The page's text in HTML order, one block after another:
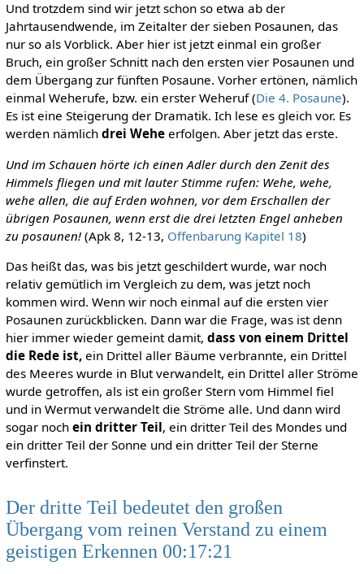
Und trotzdem sind wir jetzt schon so etwa ab der
Jahrtausendwende, im Zeitalter der sieben Posaunen, das
nur so als Vorblick. Aber hier ist jetzt einmal ein großer
Bruch, ein großer Schnitt nach den ersten vier Posaunen und
dem Übergang zur fünften Posaune. Vorher ertönen, nämlich
einmal Weherufe, bzw. ein erster Weheruf (Die 4. Posaune).
Es ist eine Steigerung der Dramatik. Ich lese es gleich vor. Es
werden nämlich drei Weheerfolgen. Aber jetzt das erste.
Und im Schauen hörte ich einen Adler durch den Zenit des
Himmels fliegen und mit lauter Stimme rufen: Wehe, wehe,
wehe allen, die auf Erden wohnen, vor dem Erschallen der
übrigen Posaunen, wenn erst die drei letzten Engel anheben
zu posaunen!(Apk 8, 12-13, Offenbarung Kapitel 18)
Das heißt das, was bis jetzt geschildert wurde, war noch
relativ gemütlich im Vergleich zu dem, was jetzt noch
kommen wird. Wenn wir noch einmal auf die ersten vier
Posaunen zurückblicken. Dann war die Frage, was ist denn
hier immer wieder gemeint damit, dass von einem Drittel
die Rede ist,ein Drittel aller Bäume verbrannte, ein Drittel
des Meeres wurde in Blut verwandelt, ein Drittel aller Ströme
wurde getroffen, als ist ein großer Stern vom Himmel fiel
und in Wermut verwandelt die Ströme alle. Und dann wird
sogar noch ein dritter Teil, ein dritter Teil des Mondes und
ein dritter Teil der Sonne und ein dritter Teil der Sterne
verfinstert.
Der dritte Teil bedeutet den großen
Übergang vom reinen Verstand zu einem
geistigen Erkennen 00:17:21